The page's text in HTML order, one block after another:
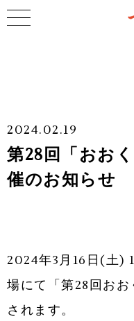
2024.02.19
第28回「おお
催のお知らせ
2024年3月16日(土)
場にて「第28回お
されます。